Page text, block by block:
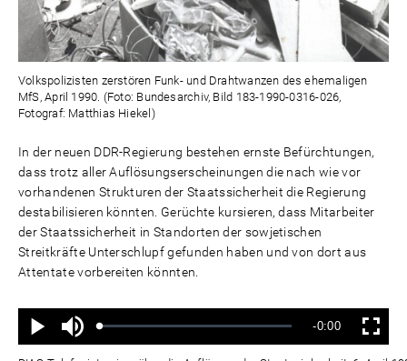
Volkspolizisten zerstören Funk- und Drahtwanzen des ehemaligen
MfS, April 1990. (Foto: Bundesarchiv, Bild 183-1990-0316-026,
Fotograf: Matthias Hiekel)
In der neuen DDR-Regierung bestehen ernste Befürchtungen,
dass trotz aller Auflösungserscheinungen die nach wie vor
vorhandenen Strukturen der Staatssicherheit die Regierung
destabilisieren könnten. Gerüchte kursieren, dass Mitarbeiter
der Staatssicherheit in Standorten der sowjetischen
Streitkräfte Unterschlupf gefunden haben und von dort aus
Attentate vorbereiten könnten.
Wiedergabe
Ton
aus
Geladen:
Status:
Verbleibende
-0:00 Vollbild